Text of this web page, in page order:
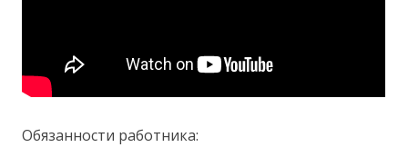
Обязанности работника: